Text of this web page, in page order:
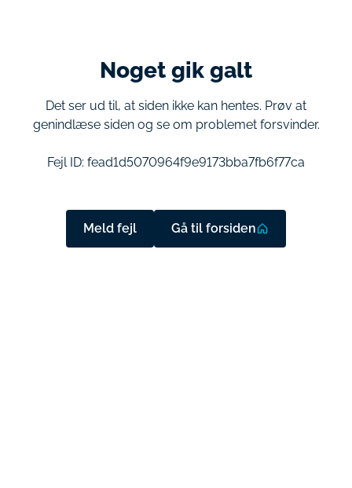
Noget gik galt
Det ser ud til, at siden ikke kan hentes. Prøv at
genindlæse siden og se om problemet forsvinder.
Fejl ID: fead1d5070964f9e9173bba7fb6f77ca
Meld fejl Gå til forsiden